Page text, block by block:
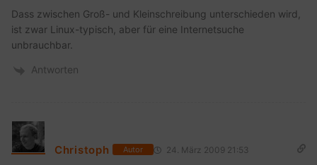
Dass zwischen Groß- und Kleinschreibung unterschieden wird,
ist zwar Linux-typisch, aber für eine Internetsuche
unbrauchbar.
Antworten
Christoph Autor 24. März 2009 21:53